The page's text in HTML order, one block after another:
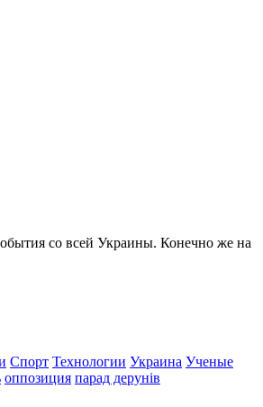
со всей Украины. Конечно же на
Спорт Технологии Украина Ученые
оппозиция парад дерунів